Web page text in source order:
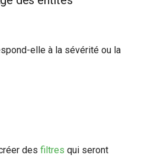
elle à la sévérité ou la
des filtres qui seront